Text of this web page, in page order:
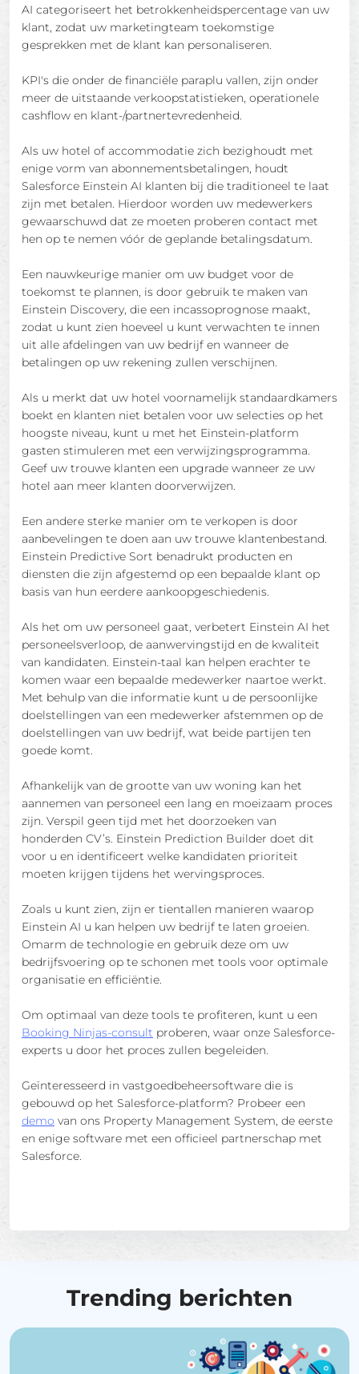
AI categoriseert het betrokkenheidspercentage van uw
klant, zodat uw marketingteam toekomstige
gesprekken met de klant kan personaliseren.
KPI's die onder de financiële paraplu vallen, zijn onder
meer de uitstaande verkoopstatistieken, operationele
cashflow en klant-/partnertevredenheid.
Als uw hotel of accommodatie zich bezighoudt met
enige vorm van abonnementsbetalingen, houdt
Salesforce Einstein AI klanten bij die traditioneel te laat
zijn met betalen. Hierdoor worden uw medewerkers
gewaarschuwd dat ze moeten proberen contact met
hen op te nemen vóór de geplande betalingsdatum.
Een nauwkeurige manier om uw budget voor de
toekomst te plannen, is door gebruik te maken van
Einstein Discovery, die een incassoprognose maakt,
zodat u kunt zien hoeveel u kunt verwachten te innen
uit alle afdelingen van uw bedrijf en wanneer de
betalingen op uw rekening zullen verschijnen.
Als u merkt dat uw hotel voornamelijk standaardkamers
boekt en klanten niet betalen voor uw selecties op het
hoogste niveau, kunt u met het Einstein-platform
gasten stimuleren met een verwijzingsprogramma.
Geef uw trouwe klanten een upgrade wanneer ze uw
hotel aan meer klanten doorverwijzen.
Een andere sterke manier om te verkopen is door
aanbevelingen te doen aan uw trouwe klantenbestand.
Einstein Predictive Sort benadrukt producten en
diensten die zijn afgestemd op een bepaalde klant op
basis van hun eerdere aankoopgeschiedenis.
Als het om uw personeel gaat, verbetert Einstein AI het
personeelsverloop, de aanwervingstijd en de kwaliteit
van kandidaten. Einstein-taal kan helpen erachter te
komen waar een bepaalde medewerker naartoe werkt.
Met behulp van die informatie kunt u de persoonlijke
doelstellingen van een medewerker afstemmen op de
doelstellingen van uw bedrijf, wat beide partijen ten
goede komt.
Afhankelijk van de grootte van uw woning kan het
aannemen van personeel een lang en moeizaam proces
zijn. Verspil geen tijd met het doorzoeken van
honderden CV’s. Einstein Prediction Builder doet dit
voor u en identificeert welke kandidaten prioriteit
moeten krijgen tijdens het wervingsproces.
Zoals u kunt zien, zijn er tientallen manieren waarop
Einstein AI u kan helpen uw bedrijf te laten groeien.
Omarm de technologie en gebruik deze om uw
bedrijfsvoering op te schonen met tools voor optimale
organisatie en efficiëntie.
Om optimaal van deze tools te profiteren, kunt u een
Booking Ninjas-consult proberen, waar onze Salesforce-
experts u door het proces zullen begeleiden.
Geïnteresseerd in vastgoedbeheersoftware die is
gebouwd op het Salesforce-platform? Probeer een
demo van ons Property Management System, de eerste
en enige software met een officieel partnerschap met
Salesforce.
Trending berichten